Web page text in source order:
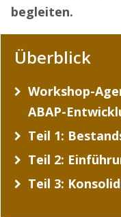
begleiten.
Überblick
Workshop-
ABAP-
Teil 1:
Teil 2:
Teil 3: